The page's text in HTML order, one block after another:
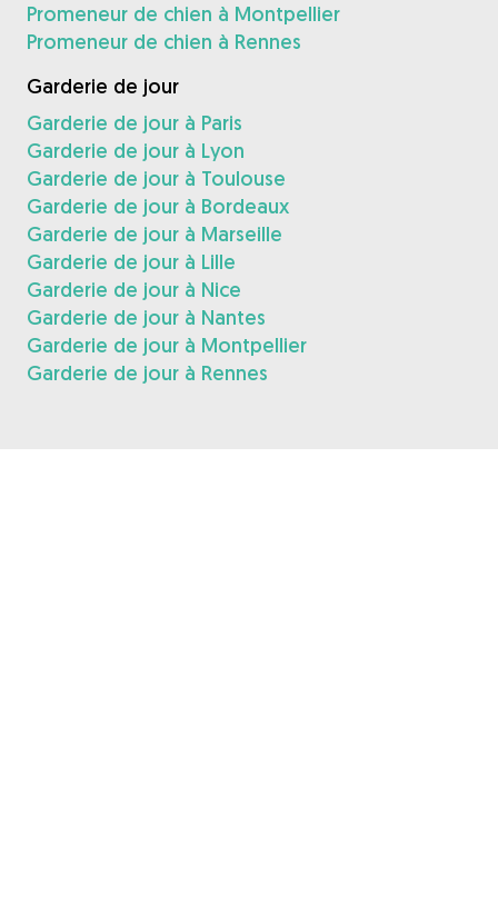
Promeneur de chien à Montpellier
Promeneur de chien à Rennes
Garderie de jour
Garderie de jour à Paris
Garderie de jour à Lyon
Garderie de jour à Toulouse
Garderie de jour à Bordeaux
Garderie de jour à Marseille
Garderie de jour à Lille
Garderie de jour à Nice
Garderie de jour à Nantes
Garderie de jour à Montpellier
Garderie de jour à Rennes